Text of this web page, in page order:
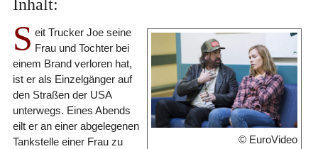
Inhalt:
© EuroVideo
S eit Trucker Joe seine
Frau und Tochter bei
einem Brand verloren hat,
ist er als Einzelgänger auf
den Straßen der USA
unterwegs. Eines Abends
eilt er an einer abgelegenen
Tankstelle einer Frau zu